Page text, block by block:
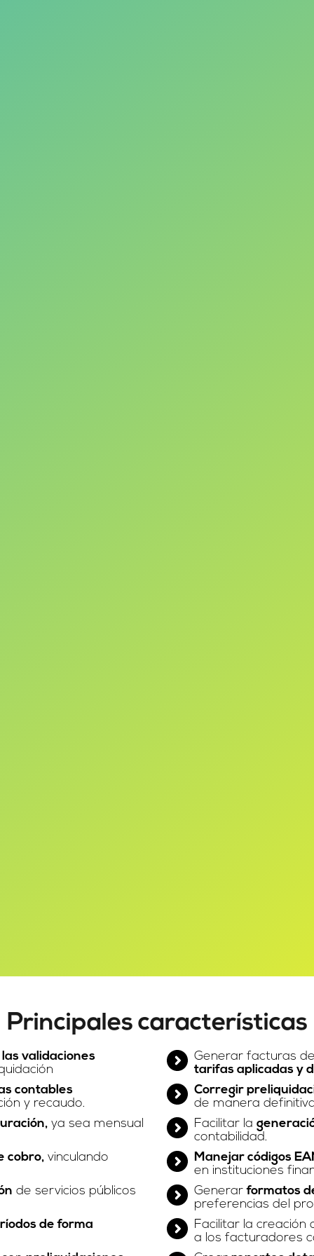
Principales características
validaciones
contables
y recaudo.
ya sea mensual
cobro,vinculando
de servicios públicos
de forma
Generar facturas
tarifas aplicadas y
Corregir
de manera
Facilitar la
contabilidad.
Manejar códigos
en instituciones
Generarformatos
preferencias del
Facilitar la creación
a los facturadores